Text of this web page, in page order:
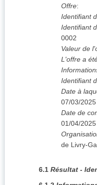
Offre:
Identifiant
Identifiant
0002
Valeur de
L'offre a
Identifiant
Date à
07/03/2025
Date de
01/04/2025
de Livry-
6.1 Résultat -